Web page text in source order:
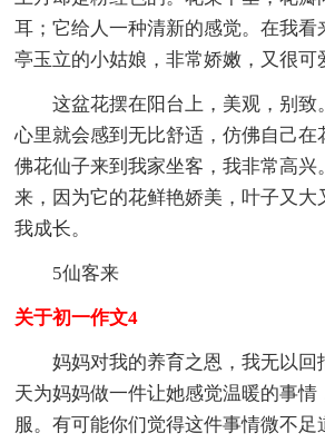
耳；它给人一种清新的感觉。在我看
亭玉立的小姑娘，非常娇嫩，又很可
这盆花摆在阳台上，美观，别致
心里就会感到无比舒适，仿佛自己在
佛花仙子来到我家坐客，我非常高兴
来，因为它的花鲜艳娇美，叶子又大
我成长。
5仙客来
关于初一作文4
妈妈对我的养育之恩，我无以回
天为妈妈做一件让她感觉温暖的事情
服。有可能你们觉得这件事情微不足